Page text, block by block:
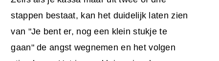
stappen bestaat, kan het duidelijk laten zien
van "Je bent er, nog een klein stukje te
gaan" de angst wegnemen en het volgen